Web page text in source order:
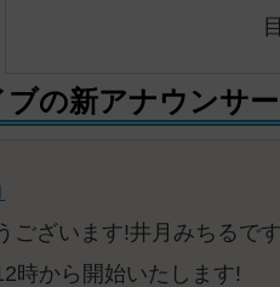
の新アナウンサ
ございます!井月みちるで
時から開始いたします!